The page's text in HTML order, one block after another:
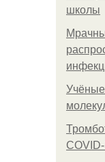
школы